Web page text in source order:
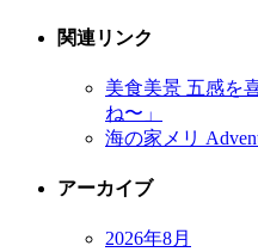
関連リンク
美食美景 五感を
ね〜」
海の家メリ
アーカイブ
2026年8月